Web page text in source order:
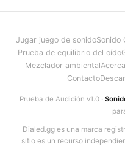
Jugar juego de sonidoSonido
Prueba de equilibrio del oído
Mezclador ambiental
Contacto
Prueba de Audición v1.0 ·
Dialed.gg es una marca
sitio es un recurso